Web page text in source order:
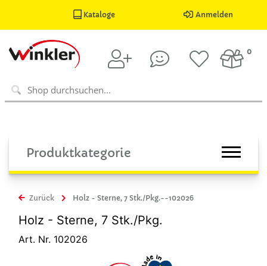
Kataloge Anmelden
0
Produktkategorie
Zurück Holz - Sterne, 7 Stk./Pkg.--102026
Holz - Sterne, 7 Stk./Pkg.
Art. Nr. 102026